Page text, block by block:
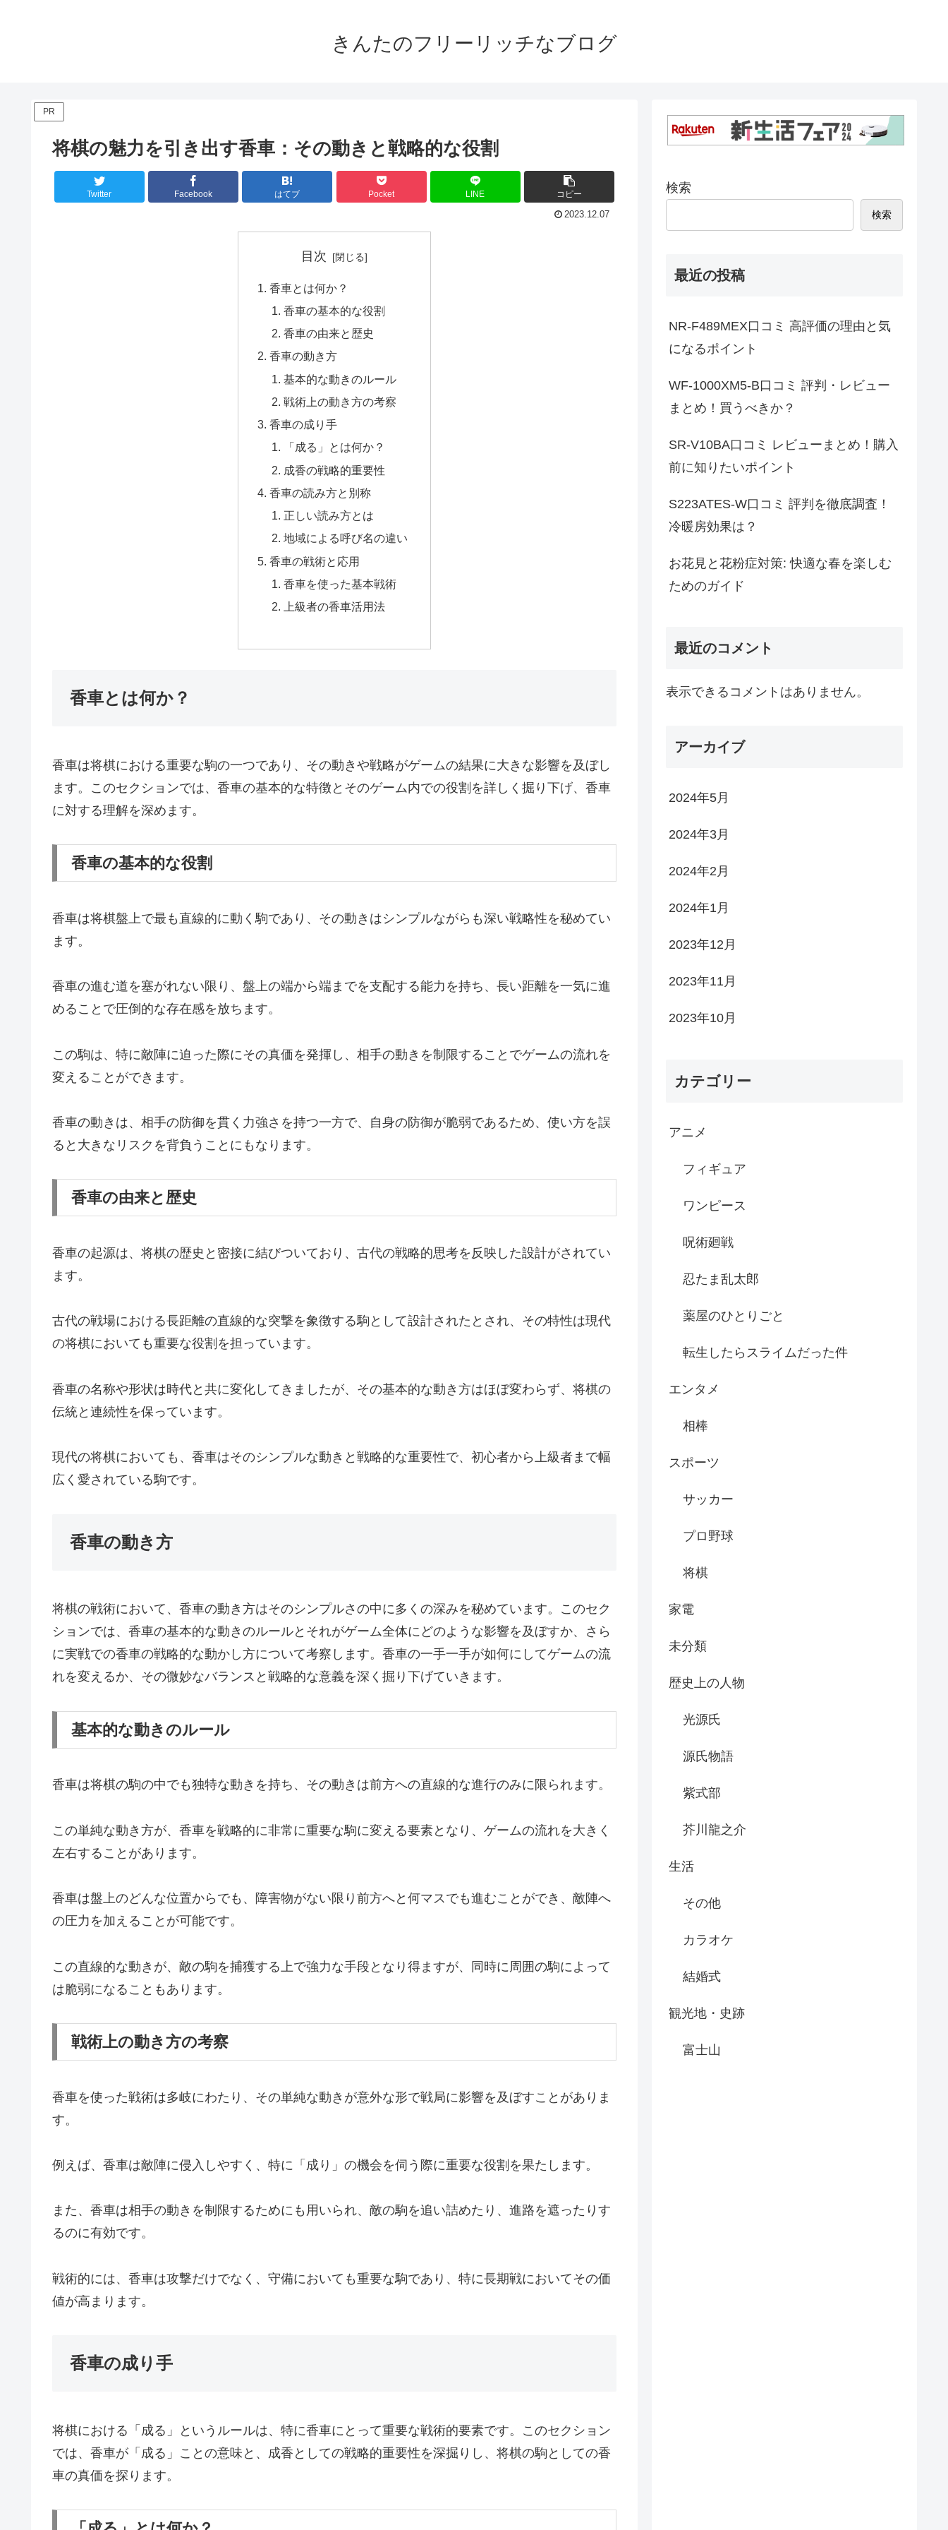
きんたのフリーリッチなブログ
PR
将棋の魅力を引き出す香車：その動きと戦略的な役割
Twitter Facebook はてブ Pocket LINE コピー
2023.12.07
目次
香車とは何か？
香車の基本的な役割
香車の由来と歴史
香車の動き方
基本的な動きのルール
戦術上の動き方の考察
香車の成り手
「成る」とは何か？
成香の戦略的重要性
香車の読み方と別称
正しい読み方とは
地域による呼び名の違い
香車の戦術と応用
香車を使った基本戦術
上級者の香車活用法
香車とは何か？
香車は将棋における重要な駒の一つであり、その動きや戦略がゲームの結果に大きな影響を及ぼし
ます。このセクションでは、香車の基本的な特徴とそのゲーム内での役割を詳しく掘り下げ、香車
に対する理解を深めます。
香車の基本的な役割
香車は将棋盤上で最も直線的に動く駒であり、その動きはシンプルながらも深い戦略性を秘めてい
ます。
香車の進む道を塞がれない限り、盤上の端から端までを支配する能力を持ち、長い距離を一気に進
めることで圧倒的な存在感を放ちます。
この駒は、特に敵陣に迫った際にその真価を発揮し、相手の動きを制限することでゲームの流れを
変えることができます。
香車の動きは、相手の防御を貫く力強さを持つ一方で、自身の防御が脆弱であるため、使い方を誤
ると大きなリスクを背負うことにもなります。
香車の由来と歴史
香車の起源は、将棋の歴史と密接に結びついており、古代の戦略的思考を反映した設計がされてい
ます。
古代の戦場における長距離の直線的な突撃を象徴する駒として設計されたとされ、その特性は現代
の将棋においても重要な役割を担っています。
香車の名称や形状は時代と共に変化してきましたが、その基本的な動き方はほぼ変わらず、将棋の
伝統と連続性を保っています。
現代の将棋においても、香車はそのシンプルな動きと戦略的な重要性で、初心者から上級者まで幅
広く愛されている駒です。
香車の動き方
将棋の戦術において、香車の動き方はそのシンプルさの中に多くの深みを秘めています。このセク
ションでは、香車の基本的な動きのルールとそれがゲーム全体にどのような影響を及ぼすか、さら
に実戦での香車の戦略的な動かし方について考察します。香車の一手一手が如何にしてゲームの流
れを変えるか、その微妙なバランスと戦略的な意義を深く掘り下げていきます。
基本的な動きのルール
香車は将棋の駒の中でも独特な動きを持ち、その動きは前方への直線的な進行のみに限られます。
この単純な動き方が、香車を戦略的に非常に重要な駒に変える要素となり、ゲームの流れを大きく
左右することがあります。
香車は盤上のどんな位置からでも、障害物がない限り前方へと何マスでも進むことができ、敵陣へ
の圧力を加えることが可能です。
この直線的な動きが、敵の駒を捕獲する上で強力な手段となり得ますが、同時に周囲の駒によって
は脆弱になることもあります。
戦術上の動き方の考察
香車を使った戦術は多岐にわたり、その単純な動きが意外な形で戦局に影響を及ぼすことがありま
す。
例えば、香車は敵陣に侵入しやすく、特に「成り」の機会を伺う際に重要な役割を果たします。
また、香車は相手の動きを制限するためにも用いられ、敵の駒を追い詰めたり、進路を遮ったりす
るのに有効です。
戦術的には、香車は攻撃だけでなく、守備においても重要な駒であり、特に長期戦においてその価
値が高まります。
香車の成り手
将棋における「成る」というルールは、特に香車にとって重要な戦術的要素です。このセクション
では、香車が「成る」ことの意味と、成香としての戦略的重要性を深掘りし、将棋の駒としての香
車の真価を探ります。
検索
検索
最近の投稿
NR-F489MEX口コミ 高評価の理由と気
になるポイント
WF-1000XM5-B口コミ 評判・レビュー
まとめ！買うべきか？
SR-V10BA口コミ レビューまとめ！購入
前に知りたいポイント
S223ATES-W口コミ 評判を徹底調査！
冷暖房効果は？
お花見と花粉症対策: 快適な春を楽しむ
ためのガイド
最近のコメント
表示できるコメントはありません。
アーカイブ
2024年5月
2024年3月
2024年2月
2024年1月
2023年12月
2023年11月
2023年10月
カテゴリー
アニメ
フィギュア
ワンピース
呪術廻戦
忍たま乱太郎
薬屋のひとりごと
転生したらスライムだった件
エンタメ
相棒
スポーツ
サッカー
プロ野球
将棋
家電
未分類
歴史上の人物
光源氏
源氏物語
紫式部
芥川龍之介
生活
その他
カラオケ
結婚式
観光地・史跡
富士山